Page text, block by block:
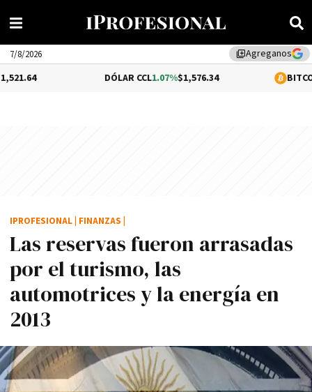
library_addAgreganos
7/8/2026
1.07%$1,576.34 -0.15%
Las reservas fueron arrasadas
por el turismo, las
automotrices y la energí­a en
2013
IPROFESIONAL FINANZAS